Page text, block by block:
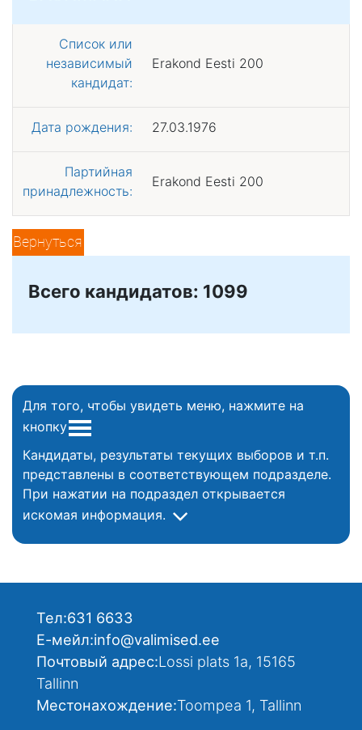
Список или
независимый
кандидат:
Erakond Eesti 200
Дата рождения: 27.03.1976
Партийная
принадлежность:
Erakond Eesti 200
Вернуться
Всего кандидатов: 1099
Для того, чтобы увидеть меню, нажмите на
кнопку
Кандидаты, результаты текущих выборов и т.п.
представлены в соответствующем подразделе.
При нажатии на подраздел открывается
искомая информация.
Тел:631 6633
Е-мейл:info@valimised.ee
Почтовый адрес:Lossi plats 1a, 15165
Tallinn
Местонахождение:Toompea 1, Tallinn